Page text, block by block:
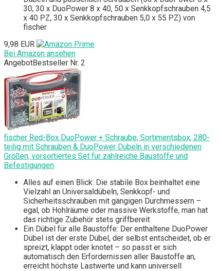
30, 30 x DuoPower 8 x 40, 50 x Senkkopfschrauben 4,5
x 40 PZ, 30 x Senkkopfschrauben 5,0 x 55 PZ) von
fischer
9,98 EUR
Bei Amazon ansehen
AngebotBestseller Nr. 2
fischer Red-Box DuoPower + Schraube, Sortimentsbox, 280-
teilig mit Schrauben & DuoPower Dübeln in verschiedenen
Größen, vorsortiertes Set für zahlreiche Baustoffe und
Befestigungen
Alles auf einen Blick: Die stabile Box beinhaltet eine
Vielzahl an Universaldübeln, Senkkopf- und
Sicherheitsschrauben mit gängigen Durchmessern –
egal, ob Hohlräume oder massive Werkstoffe, man hat
das richtige Zubehör stets griffbereit
Ein Dübel für alle Baustoffe: Der enthaltene DuoPower
Dübel ist der erste Dübel, der selbst entscheidet, ob er
spreizt, klappt oder knotet – so passt er sich
automatisch den Erfordernissen aller Baustoffe an,
erreicht höchste Lastwerte und kann universell